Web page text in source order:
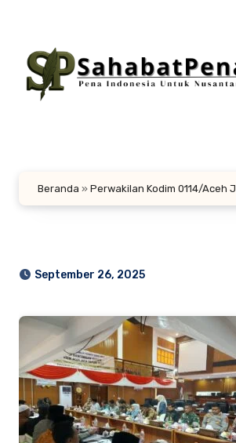
konten
Beranda » Perwakilan Kodim 0114/Aceh
September 26, 2025